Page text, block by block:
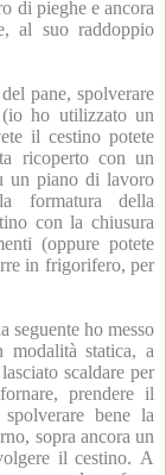
di pieghe e ancora
al suo raddoppio
pane, spolverare
ho utilizzato un
il cestino potete
ricoperto con un
un piano di lavoro
formatura della
con la chiusura
(oppure potete
in frigorifero, per
seguente ho messo
statica, a
scaldare per
prendere il
bene la
sopra ancora un
il cestino. A